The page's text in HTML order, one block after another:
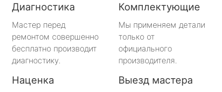
Диагностика
Мастер перед
ремонтом совершенно
бесплатно производит
диагностику.
Комплектующие
Мы применяем детали
только от
официального
производителя.
Наценка Выезд мастера